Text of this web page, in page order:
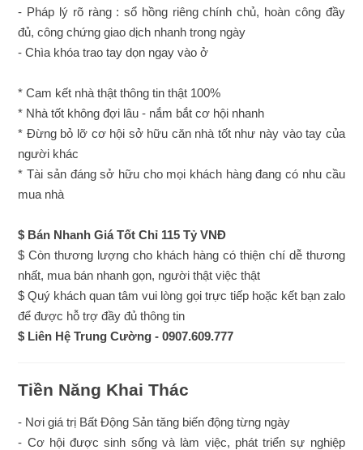
- Pháp lý rõ ràng : sổ hồng riêng chính chủ, hoàn công đầy
đủ, công chứng giao dịch nhanh trong ngày
- Chìa khóa trao tay dọn ngay vào ở
* Cam kết nhà thật thông tin thật 100%
* Nhà tốt không đợi lâu - nắm bắt cơ hội nhanh
* Đừng bỏ lỡ cơ hội sở hữu căn nhà tốt như này vào tay của
người khác
* Tài sản đáng sở hữu cho mọi khách hàng đang có nhu cầu
mua nhà
$ Bán Nhanh Giá Tốt Chỉ 115 Tỷ VNĐ
$ Còn thương lượng cho khách hàng có thiện chí dễ thương
nhất, mua bán nhanh gọn, người thật việc thật
$ Quý khách quan tâm vui lòng gọi trực tiếp hoặc kết bạn zalo
để được hỗ trợ đầy đủ thông tin
$ Liên Hệ Trung Cường - 0907.609.777
Tiền Năng Khai Thác
- Nơi giá trị Bất Động Sản tăng biến động từng ngày
- Cơ hội được sinh sống và làm việc, phát triển sự nghiệp